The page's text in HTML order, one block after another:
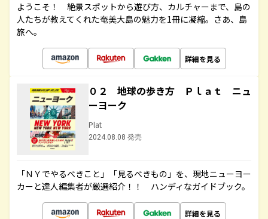
ようこそ！ 絶景スポットから遊び方、カルチャーまで、島の
人たちが教えてくれた奄美大島の魅力を1冊に凝縮。さあ、島
旅へ。
詳細を見る
０２ 地球の歩き方 Ｐｌａｔ ニュ
ーヨーク
Plat
2024.08.08 発売
「ＮＹでやるべきこと」「見るべきもの」を、現地ニューヨー
カーと達人編集者が厳選紹介！！ ハンディなガイドブック。
詳細を見る